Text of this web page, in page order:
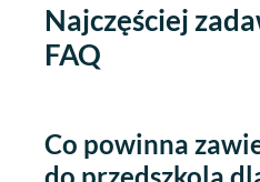
Najczęściej
FAQ
Co powinna